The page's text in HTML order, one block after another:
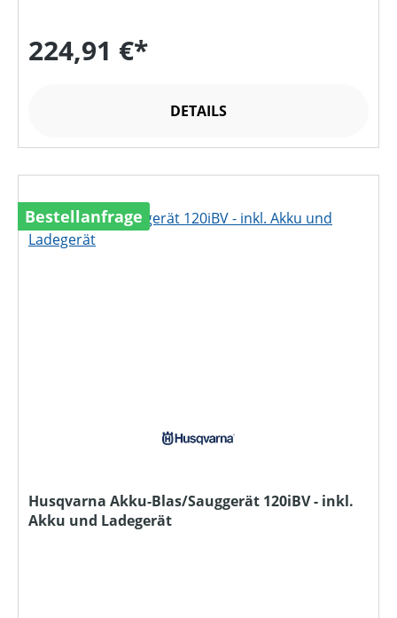
224,91 €*
DETAILS
Bestellanfrage
Husqvarna Akku-Blas/Sauggerät 120iBV - inkl.
Akku und Ladegerät